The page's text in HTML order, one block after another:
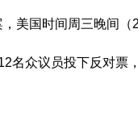
美国时间周三晚间
名众议员投下反对票